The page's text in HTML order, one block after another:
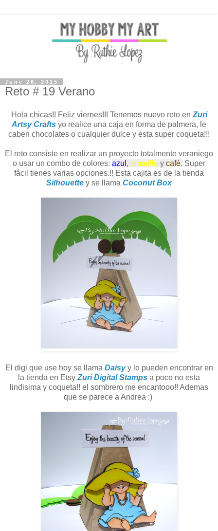
June 26, 2015
Reto # 19 Verano
Hola chicas!! Feliz viernes!!! Tenemos nuevo reto en Zuri
Artsy Crafts yo realice una caja en forma de palmera, le
caben chocolates o cualquier dulce y esta super coqueta!!!
El reto consiste en realizar un proyecto totalmente veraniego
o usar un combo de colores: azul , amarillo y café. Super
fácil tienes varias opciones.!! Esta cajita es de la tienda
Silhouette y se llama Coconut Box
El digi que use hoy se llama Daisyy lo pueden encontrar en
la tienda en Etsy Zuri Digital Stamps a poco no esta
lindisima y coqueta!! el sombrero me encantooo!! Ademas
que se parece a Andrea :)